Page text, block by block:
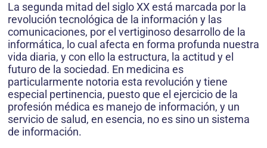
La segunda mitad del siglo XX está marcada por la
revolución tecnológica de la información y las
comunicaciones, por el vertiginoso desarrollo de la
informática, lo cual afecta en forma profunda nuestra
vida diaria, y con ello la estructura, la actitud y el
futuro de la sociedad. En medicina es
particularmente notoria esta revolución y tiene
especial pertinencia, puesto que el ejercicio de la
profesión médica es manejo de información, y un
servicio de salud, en esencia, no es sino un sistema
de información.